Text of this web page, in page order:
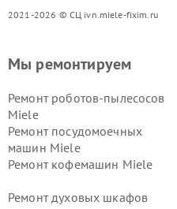
2021-2026 © СЦ ivn.miele-fixim.ru
Мы ремонтируем
Ремонт роботов-пылесосов
Miele
Ремонт посудомоечных
машин Miele
Ремонт кофемашин Miele
Ремонт духовых шкафов